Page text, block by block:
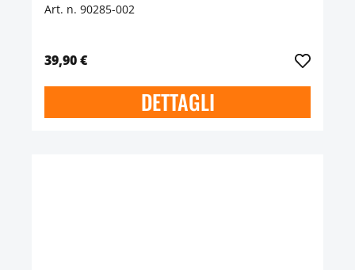
Art. n. 90285-002
39,90 €
DETTAGLI